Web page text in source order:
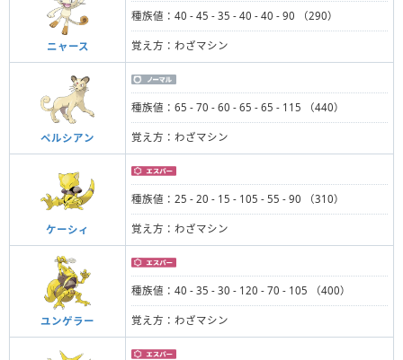
ニャース
種族値：40 - 45 - 35 - 40 - 40 - 90 （290）
覚え方：わざマシン
ペルシアン
種族値：65 - 70 - 60 - 65 - 65 - 115 （440）
覚え方：わざマシン
ケーシィ
種族値：25 - 20 - 15 - 105 - 55 - 90 （310）
覚え方：わざマシン
ユンゲラー
種族値：40 - 35 - 30 - 120 - 70 - 105 （400）
覚え方：わざマシン